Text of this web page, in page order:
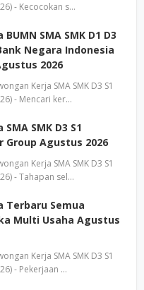
- Kecocokan s…
SMA SMK D1 D3
Negara Indonesia
2026
Kerja SMA SMK D3 S1
- Mencari ker…
SMK D3 S1
Group Agustus 2026
Kerja SMA SMK D3 S1
- Tahapan sel…
Terbaru Semua
Multi Usaha Agustus
Kerja SMA SMK D3 S1
- Pekerjaan …